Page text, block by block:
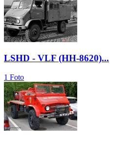
LSHD - VLF (HH-8620)...
1 Foto